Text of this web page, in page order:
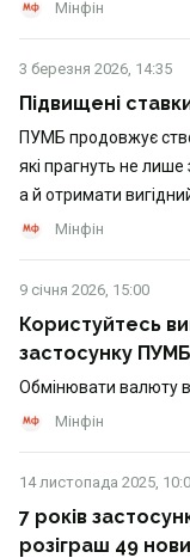
Мінфін
3 березня 2026, 14:35
Підвищені
ПУМБ продовжує
які прагнуть не
а й отримати
Мінфін
9 січня 2026, 15:00
Користуйтесь
застосунку ПУМБ
Обмінювати валюту
Мінфін
14 листопада 2025,
7 років
розіграш 49